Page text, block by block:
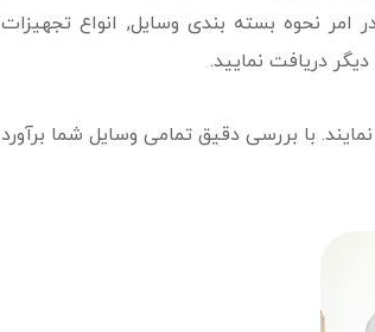
امر نحوه بسته بندی وسایل, انواع تجهیزات
دریافت نمایید.
با بررسی دقیق تمامی وسایل شما برآورد